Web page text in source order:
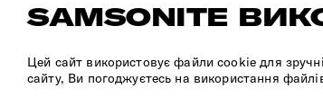
SAMSONITE
Цей сайт використовує файли cookie для
сайту, Ви погоджуєтесь на використання
органайзери з ручками для
на блискавку;
від корпусу або